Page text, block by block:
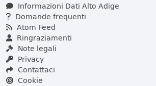
Informazioni Dati Alto Adige
Domande frequenti
Atom Feed
Ringraziamenti
Note legali
Privacy
Contattaci
Cookie